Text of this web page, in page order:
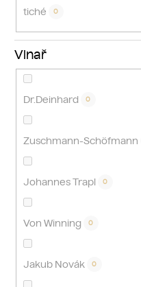
tiché 0
Vinař
Dr.Deinhard 0
Zuschmann-Schöfmann
Johannes Trapl 0
Von Winning 0
Jakub Novák 0